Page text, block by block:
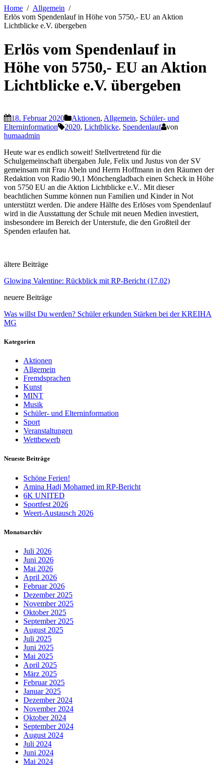
Home
Allgemein
Erlös vom Spendenlauf in Höhe von 5750,- EU an Aktion
Lichtblicke e.V. übergeben
Erlös vom Spendenlauf in
Höhe von 5750,- EU an Aktion
Lichtblicke e.V. übergeben
18. Februar 2020 Aktionen, Allgemein, Schüler- und
Elterninformation
2020, Lichtblicke, Spendenlauf
von
humaadmin
Heute war es endlich soweit! Stellvertretend für die
Schulgemeinschaft übergaben Jule, Felix und Justus von der SV
gemeinsam mit Frau Abeln und Herrn Hoffmann in den Räumen der
Redaktion von Radio 90,1 Mönchengladbach einen Scheck in Höhe
von 5750 EU an die Aktion Lichtblicke e.V.. Mit dieser
beachtlichen Summe können nun Familien und Kinder in Not
unterstützt werden. Die andere Hälfte des Erlöses vom Spendenlauf
wird in die Ausstattung der Schule mit neuen Medien investiert,
insbesondere im Bereich der Unterstufe, die den Großteil der
Spenden erlaufen hat.
ältere Beiträge
Glowing Valentine: Rückblick mit RP-Bericht (17.02)
neuere Beiträge
Was willst Du werden? Schüler erkunden Stärken bei der KREIHA
MG
Kategorien
Aktionen
Allgemein
Fremdsprachen
Kunst
MINT
Musik
Schüler- und Elterninformation
Sport
Veranstaltungen
Wettbewerb
Neueste Beiträge
Schöne Ferien!
Amina Hadj Mohamed im RP-Bericht
6K UNITED
Sportfest 2026
Weert-Austausch 2026
Monatsarchiv
Juli 2026
Juni 2026
Mai 2026
April 2026
Februar 2026
Dezember 2025
November 2025
Oktober 2025
September 2025
August 2025
Juli 2025
Juni 2025
Mai 2025
April 2025
März 2025
Februar 2025
Januar 2025
Dezember 2024
November 2024
Oktober 2024
September 2024
August 2024
Juli 2024
Juni 2024
Mai 2024